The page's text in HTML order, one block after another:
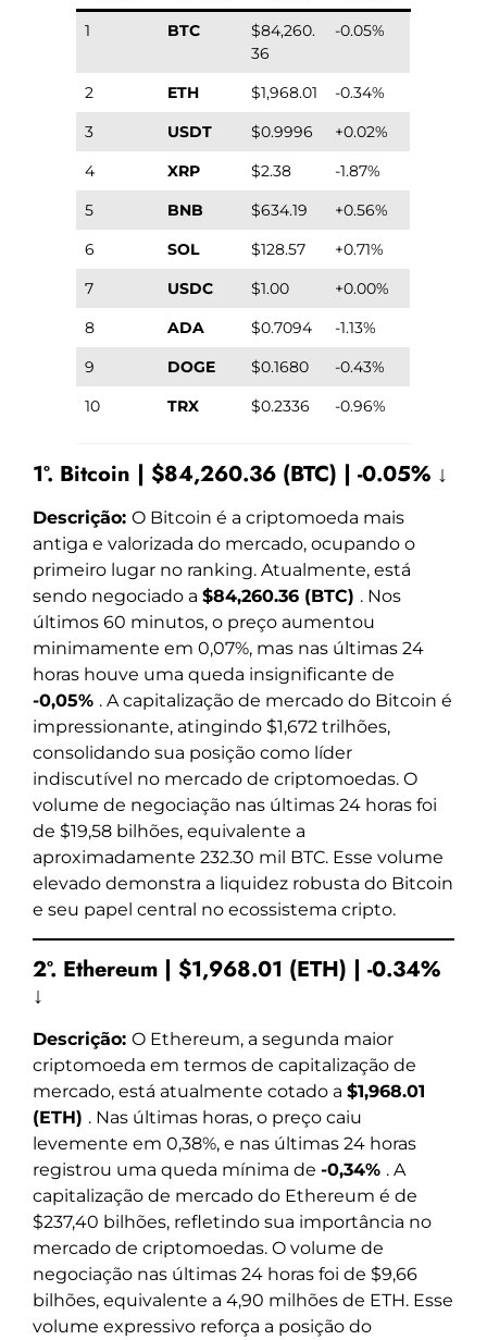
1 BTC
$84,260.
36
-0.05%
2 ETH $1,968.01
-0.34%
3
USDT $0.9996
+0.02%
4
XRP $2.38
-1.87%
5
BNB $634.19
+0.56%
6
SOL $128.57
+0.71%
7
USDC $1.00
+0.00%
8
ADA $0.7094
-1.13%
9
DOGE $0.1680
-0.43%
10
TRX $0.2336 -0.96%
1º. Bitcoin | $84,260.36 (BTC) | -0.05% ↓
Descrição: O Bitcoin é a criptomoeda mais
antiga e valorizada do mercado, ocupando o
primeiro lugar no ranking. Atualmente, está
sendo negociado a $84,260.36 (BTC) . Nos
últimos 60 minutos, o preço aumentou
minimamente em 0,07%, mas nas últimas 24
horas houve uma queda insignificante de
-0,05% . A capitalização de mercado do Bitcoin é
impressionante, atingindo $1,672 trilhões,
consolidando sua posição como líder
indiscutível no mercado de criptomoedas. O
volume de negociação nas últimas 24 horas foi
de $19,58 bilhões, equivalente a
aproximadamente 232.30 mil BTC. Esse volume
elevado demonstra a liquidez robusta do Bitcoin
e seu papel central no ecossistema cripto.
2º. Ethereum | $1,968.01 (ETH) | -0.34%
↓
Descrição: O Ethereum, a segunda maior
criptomoeda em termos de capitalização de
mercado, está atualmente cotado a $1,968.01
(ETH) . Nas últimas horas, o preço caiu
levemente em 0,38%, e nas últimas 24 horas
registrou uma queda mínima de -0,34% . A
capitalização de mercado do Ethereum é de
$237,40 bilhões, refletindo sua importância no
mercado de criptomoedas. O volume de
negociação nas últimas 24 horas foi de $9,66
bilhões, equivalente a 4,90 milhões de ETH. Esse
volume expressivo reforça a posição do